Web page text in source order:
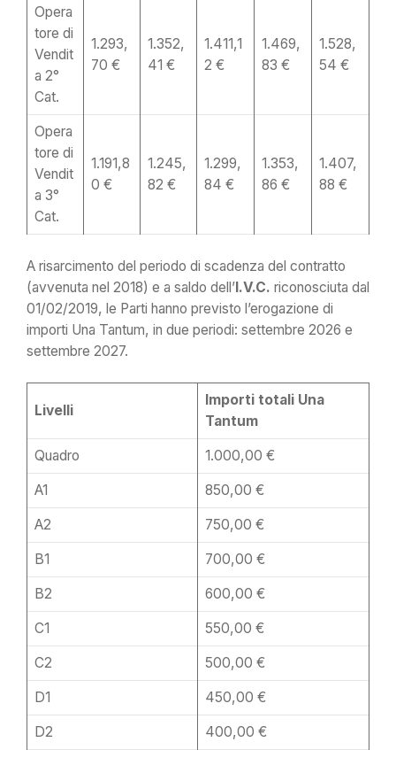
Opera
tore di
Vendit
a 2°
Cat.
1.293,
70 €
1.352,
41 €
1.411,1
2 €
1.469,
83 €
1.528,
54 €
Opera
tore di
Vendit
a 3°
Cat.
1.191,8
0 €
1.245,
82 €
1.299,
84 €
1.353,
86 €
1.407,
88 €
A risarcimento del periodo di scadenza del contratto
(avvenuta nel 2018) e a saldo dell’I.V.C. riconosciuta dal
01/02/2019, le Parti hanno previsto l’erogazione di
importi Una Tantum, in due periodi: settembre 2026 e
settembre 2027.
Livelli
Importi totali Una
Tantum
Quadro 1.000,00 €
A1 850,00 €
A2 750,00 €
B1 700,00 €
B2 600,00 €
C1 550,00 €
C2 500,00 €
D1 450,00 €
D2 400,00 €